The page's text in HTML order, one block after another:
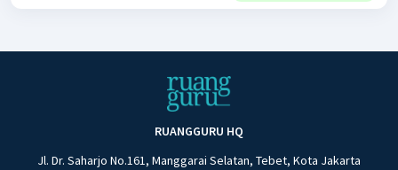
RUANGGURU HQ
Jl. Dr. Saharjo No.161, Manggarai Selatan, Tebet, Kota Jakarta